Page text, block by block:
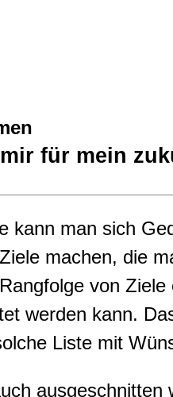
für mein
kann man sich
machen, die
von
werden kann.
Liste mit